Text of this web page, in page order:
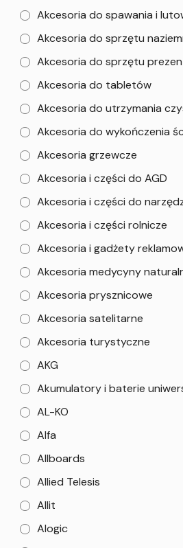
Akcesoria do spawania i
Akcesoria do sprzętu
Akcesoria do sprzętu
Akcesoria do tabletów
Akcesoria do utrzymania
Akcesoria do wykończenia
Akcesoria grzewcze
Akcesoria i części do AGD
Akcesoria i części do
Akcesoria i części rolnicze
Akcesoria i gadżety
Akcesoria medycyny
Akcesoria prysznicowe
Akcesoria satelitarne
Akcesoria turystyczne
AKG
Akumulatory i baterie
AL-KO
Alfa
Allboards
Allied Telesis
Allit
Alogic